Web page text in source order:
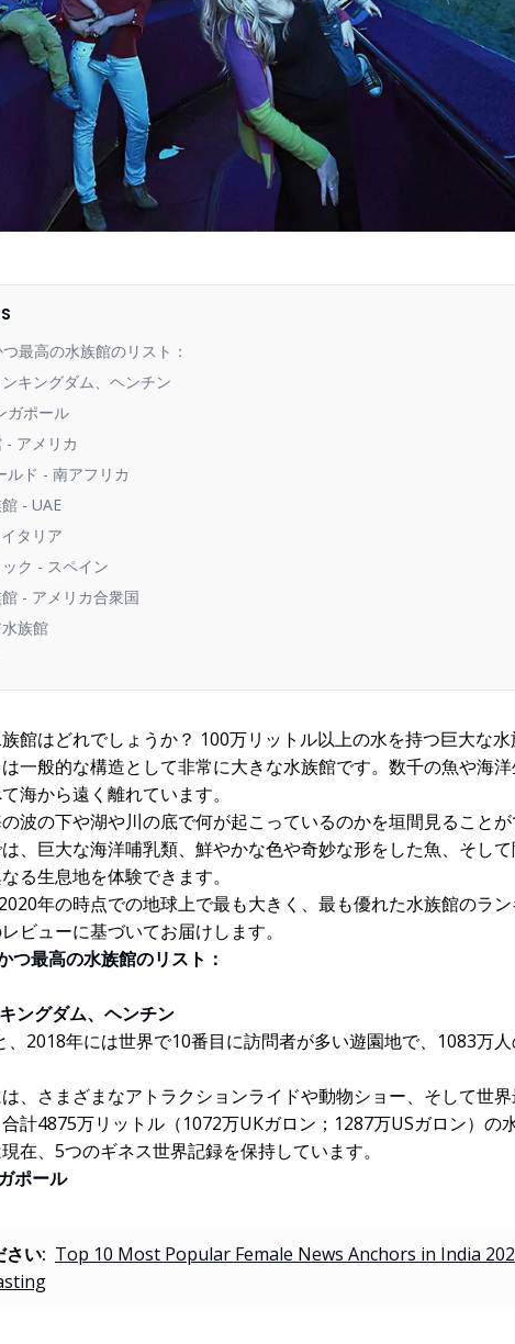
最高の水族館のリスト：
キングダム、ヘンチン
ガポール
- アメリカ
ルド - 南アフリカ
- UAE
タリア
ク - スペイン
- アメリカ合衆国
族館
館はどれでしょうか？ 100万リットル以上の水を持つ巨大な
一般的な構造として非常に大きな水族館です。数千の魚や海
海から遠く離れています。
波の下や湖や川の底で何が起こっているのかを垣間見ること
、巨大な海洋哺乳類、鮮やかな色や奇妙な形をした魚、そし
る生息地を体験できます。
年の時点での地球上で最も大きく、最も優れた水族館のラ
ビューに基づいてお届けします。
最高の水族館のリスト：
ングダム、ヘンチン
、2018年には世界で10番目に訪問者が多い遊園地で、1083万
、さまざまなアトラクションライドや動物ショー、そして世
計4875万リットル（1072万UKガロン；1287万USガロン）の
在、5つのギネス世界記録を保持しています。
ポール
さい: Top 10 Most Popular Female News Anchors in India